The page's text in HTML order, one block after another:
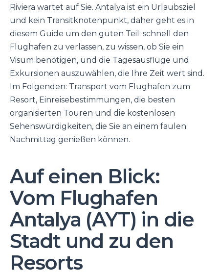
Riviera wartet auf Sie. Antalya ist ein Urlaubsziel
und kein Transitknotenpunkt, daher geht es in
diesem Guide um den guten Teil: schnell den
Flughafen zu verlassen, zu wissen, ob Sie ein
Visum benötigen, und die Tagesausflüge und
Exkursionen auszuwählen, die Ihre Zeit wert sind.
Im Folgenden: Transport vom Flughafen zum
Resort, Einreisebestimmungen, die besten
organisierten Touren und die kostenlosen
Sehenswürdigkeiten, die Sie an einem faulen
Nachmittag genießen können.
Auf einen Blick:
Vom Flughafen
Antalya (AYT) in die
Stadt und zu den
Resorts